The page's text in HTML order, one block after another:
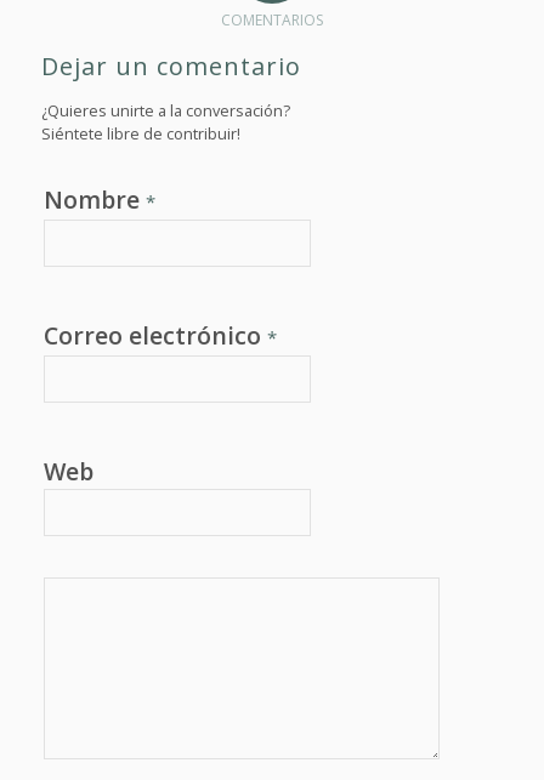
COMENTARIOS
Dejar un comentario
¿Quieres unirte a la conversación?
Siéntete libre de contribuir!
Nombre *
Correo electrónico *
Web